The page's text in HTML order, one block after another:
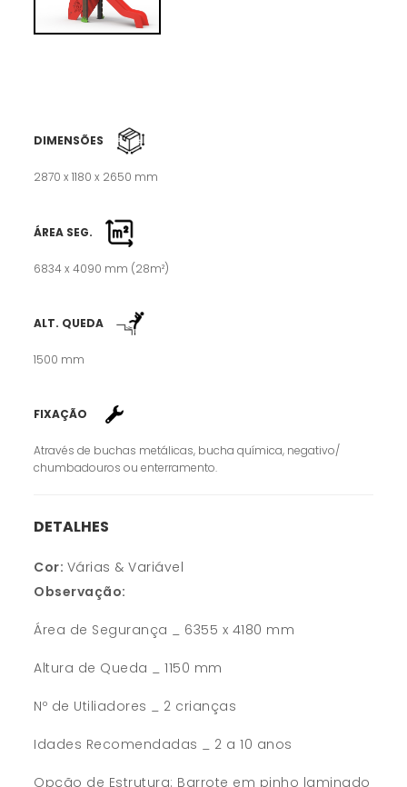
DIMENSÕES
2870 x 1180 x 2650 mm
ÁREA SEG.
6834 x 4090 mm (28m²)
ALT. QUEDA
1500 mm
FIXAÇÃO
Através de buchas metálicas, bucha química, negativo/
chumbadouros ou enterramento.
DETALHES
Cor: Várias & Variável
Observação:
Área de Segurança _ 6355 x 4180 mm
Altura de Queda _ 1150 mm
Nº de Utiliadores _ 2 crianças
Idades Recomendadas _ 2 a 10 anos
Opção de Estrutura: Barrote em pinho laminado